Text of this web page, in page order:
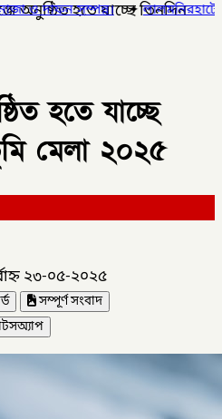
✦লালমনিরহাটের ৫ উপজেলার
অনুষ্ঠিত হতে যাচ্ছে তিনদিন
হতে যাচ্ছে
মেলা ২০২৫
২৩-০৫-২০২৫
সম্পূর্ণ সংবাদ